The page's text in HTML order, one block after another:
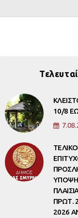
10/8
ΠΡΩΤ.
2026